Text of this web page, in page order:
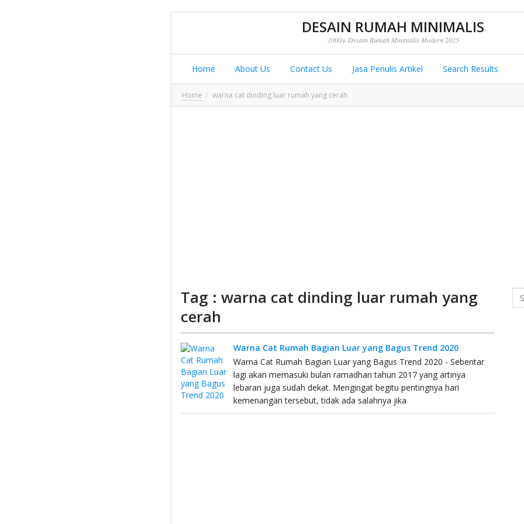
DESAIN RUMAH MINIMALIS
1000+ Desain Rumah Minimalis Modern 2025
Home About Us Contact Us Jasa Penulis Artikel Search Results
Home warna cat dinding luar rumah yang cerah
Tag : warna cat dinding luar rumah yang
cerah
Warna Cat Rumah Bagian Luar yang Bagus Trend 2020
Warna Cat Rumah Bagian Luar yang Bagus Trend 2020 - Sebentar
lagi akan memasuki bulan ramadhan tahun 2017 yang artinya
lebaran juga sudah dekat. Mengingat begitu pentingnya hari
kemenangan tersebut, tidak ada salahnya jika